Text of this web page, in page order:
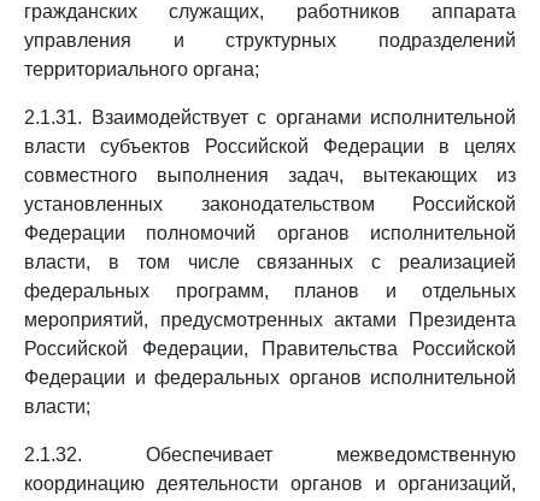
гражданских служащих, работников аппарата
управления и структурных подразделений
территориального органа;
2.1.31. Взаимодействует с органами исполнительной
власти субъектов Российской Федерации в целях
совместного выполнения задач, вытекающих из
установленных законодательством Российской
Федерации полномочий органов исполнительной
власти, в том числе связанных с реализацией
федеральных программ, планов и отдельных
мероприятий, предусмотренных актами Президента
Российской Федерации, Правительства Российской
Федерации и федеральных органов исполнительной
власти;
2.1.32. Обеспечивает межведомственную
координацию деятельности органов и организаций,